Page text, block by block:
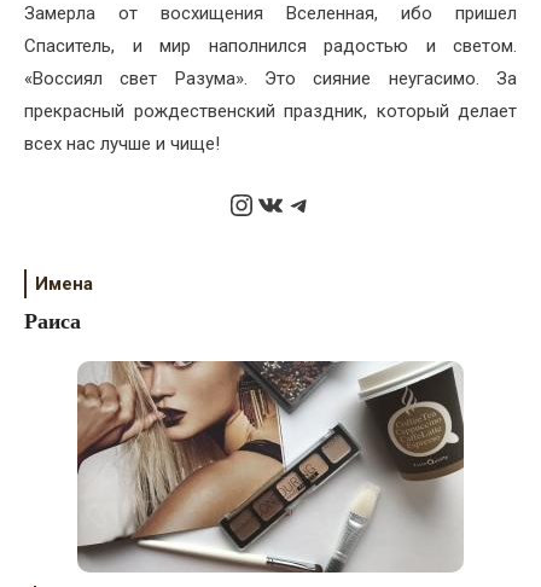
Замерла от восхищения Вселенная, ибо пришел
Спаситель, и мир наполнился радостью и светом.
«Воссиял свет Разума». Это сияние неугасимо. За
прекрасный рождественский праздник, который делает
всех нас лучше и чище!
Instagram
ВКонтакте
Telegram
Имена
Раиса